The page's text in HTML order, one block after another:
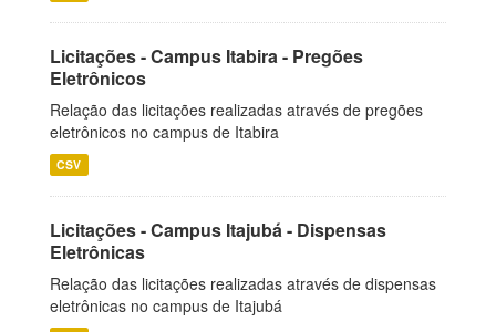
Licitações - Campus Itabira - Pregões
Eletrônicos
Relação das licitações realizadas através de pregões
eletrônicos no campus de Itabira
CSV
Licitações - Campus Itajubá - Dispensas
Eletrônicas
Relação das licitações realizadas através de dispensas
eletrônicas no campus de Itajubá